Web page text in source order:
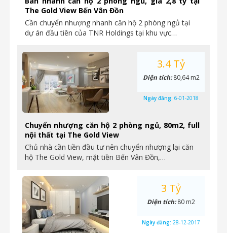
The Gold View Bến Vân Đồn
Cần chuyển nhượng nhanh căn hộ 2 phòng ngủ tại
dự án đầu tiên của TNR Holdings tại khu vực…
Chuyển nhượng căn hộ 2 phòng ngủ, 80m2, full
nội thất tại The Gold View
Chủ nhà cần tiền đầu tư nên chuyển nhượng lại căn
hộ The Gold View, mặt tiền Bến Vân Đồn,…
3.4 Tỷ
Diện tích:80,64 m2
Ngày đăng: 6-01-2018
3 Tỷ
Diện tích:80 m2
Ngày đăng: 28-12-2017